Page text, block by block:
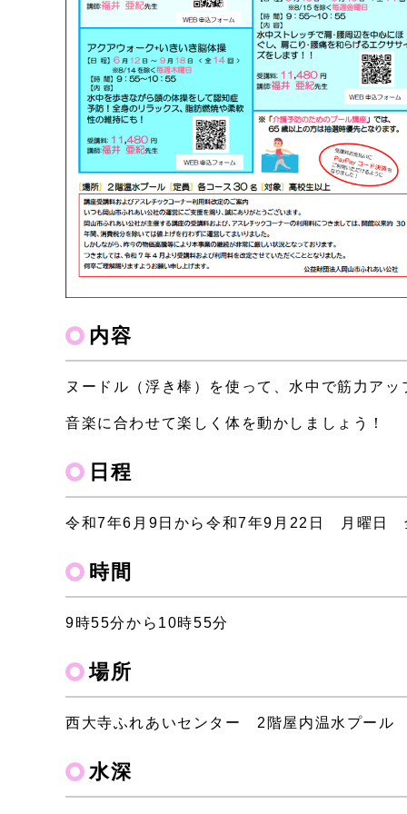
内容
ヌードル（浮き棒）を使って、水中で筋力アッ
音楽に合わせて楽しく体を動かしましょう！
日程
令和7年6月9日から令和7年9月22日 月曜日
時間
9時55分から10時55分
場所
西大寺ふれあいセンター 2階屋内温水プール
水深